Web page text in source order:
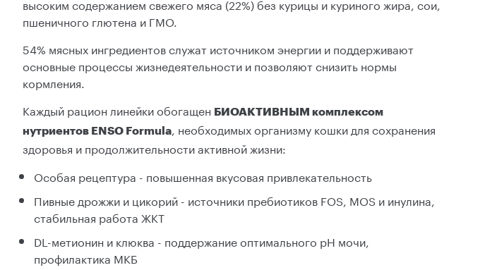
высоким содержанием свежего мяса (22%) без курицы и куриного жира, сои,
пшеничного глютена и ГМО.
54% мясных ингредиентов служат источником энергии и поддерживают
основные процессы жизнедеятельности и позволяют снизить нормы
кормления.
Каждый рацион линейки обогащен БИОАКТИВНЫМ комплексом
нутриентов ENSO Formula, необходимых организму кошки для сохранения
здоровья и продолжительности активной жизни:
Особая рецептура - повышенная вкусовая привлекательность
Пивные дрожжи и цикорий - источники пребиотиков FOS, MOS и инулина,
стабильная работа ЖКТ
DL-метионин и клюква - поддержание оптимального pH мочи,
профилактика МКБ